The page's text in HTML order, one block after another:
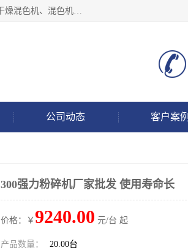
汕头经济特区震龙塑料机械有限公司专注于制造强力粉碎机、静音粉碎机、塑料粉碎机、强力塑料粉碎机、干燥混色机、混色机、冷水机、上料机等塑料辅助机械。
公司动态 客户案例
300强力粉碎机厂家批发 使用寿命长
价格：￥ 9240.00 元/台 起
产品数量： 20.00台